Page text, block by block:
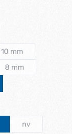
verfügbar.)
mm
Option ist zurzeit
8 mm
nicht verfügbar.)
nv